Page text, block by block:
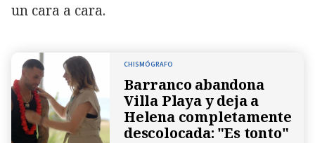
un cara a cara.
CHISMÓGRAFO
Barranco abandona
Villa Playa y deja a
Helena completamente
descolocada: "Es tonto"